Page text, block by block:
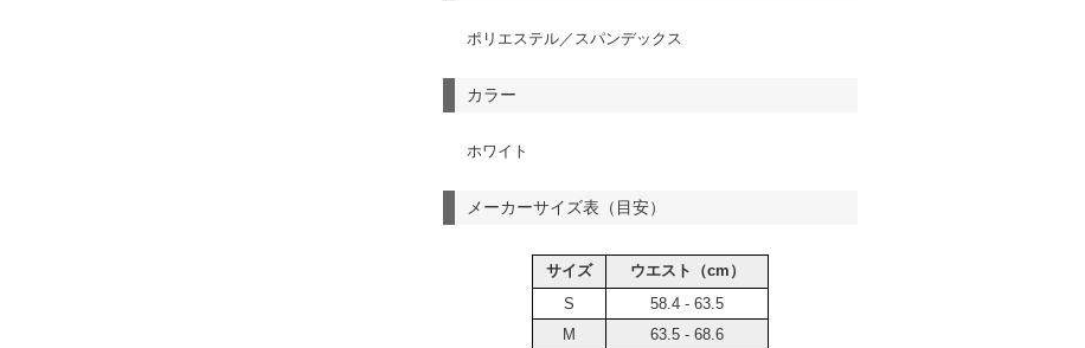
ポリエステル／スパンデックス
カラー
ホワイト
メーカーサイズ表（目安）
サイズ
ウエスト（cm）
S
58.4 - 63.5
M
63.5 - 68.6